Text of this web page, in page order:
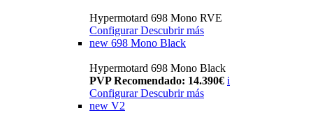
Hypermotard 698 Mono RVE
Configurar Descubrir más
new 698 Mono Black
Hypermotard 698 Mono Black
PVP Recomendado: 14.390€ i
Configurar Descubrir más
new V2